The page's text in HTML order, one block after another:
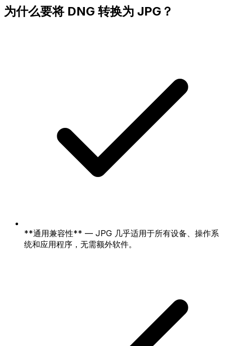
为什么要将 DNG 转换为 JPG？
**通用兼容性** — JPG 几乎适用于所有设备、操作系
统和应用程序，无需额外软件。